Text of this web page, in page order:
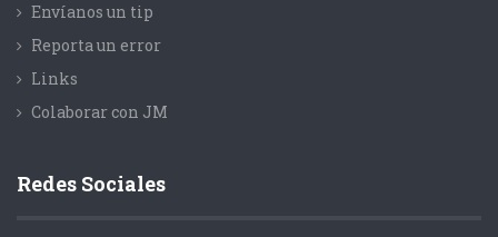
Envíanos un tip
Reporta un error
Links
Colaborar con JM
Redes Sociales